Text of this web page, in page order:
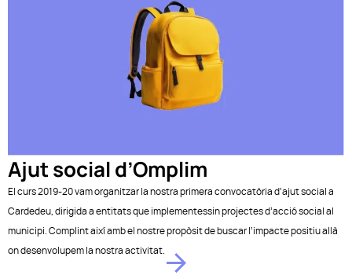
Ajut social d’Omplim
El curs 2019-20 vam organitzar la nostra primera convocatòria d’ajut social a
Cardedeu, dirigida a entitats que implementessin projectes d’acció social al
municipi. Complint així amb el nostre propòsit de buscar l’impacte positiu allà
on desenvolupem la nostra activitat.